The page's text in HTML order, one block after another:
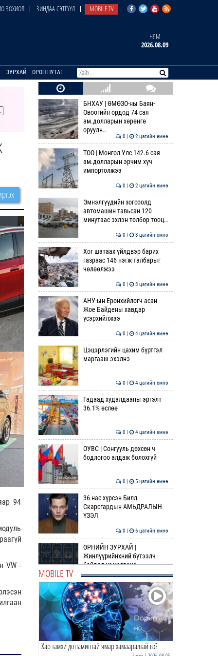
ЗОХИОЛ ЗИНДАА СЭТГҮҮЛ MOBILE TV
НЯМ
2026.08.09
ЗУРХАЙ ОРОН НУТАГ
94
VW -
БНХАУ | ӨМӨЗО-ны Баян-
Овоогийн ордод 74 сая
ам.долларын хөрөнгө
оруулн…
0 | 2 цагийн өмнө
ТОО | Монгол Улс 142.6 сая
ам.долларын эрчим хүч
импортолжээ
0 | 2 цагийн өмнө
Эмнэлгүүдийн зогсоолд
автомашин тавьсан 120
минутаас эхлэн төлбөр тооц…
0 | 3 цагийн өмнө
Хог шатаах үйлдвэр барих
газраас 146 нэгж талбарыг
чөлөөлжээ
0 | 3 цагийн өмнө
АНУ-ын Ерөнхийлөгч асан
Жое Байдены хавдар
үсэрхийлжээ
0 | 4 цагийн өмнө
Цэцэрлэгийн цахим бүртгэл
маргааш эхэлнэ
0 | 4 цагийн өмнө
Гадаад худалдааны эргэлт
36.1% өслөө
0 | 4 цагийн өмнө
ОУВС | Сонгууль дөхсөн ч
бодлогоо алдаж болохгүй
0 | 5 цагийн өмнө
36 нас хүрсэн Билл
Скарсгардын АМЬДРАЛЫН
ҮЗЭЛ
0 | 6 цагийн өмнө
ӨРНИЙН ЗУРХАЙ |
Жинлүүрийнхний бүтээлч
байдал нэмэгдэнэ
ӨГЛӨӨНИЙ МЭНД!
0 | 8 цагийн өмнө
Газрын тосны агуулахууд
MOBILE TV
Хар тамхи допаминтай ямар хамааралтай вэ?